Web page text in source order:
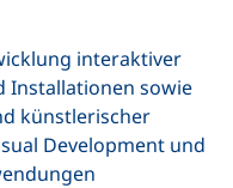
interaktiver
Installationen sowie
künstlerischer
Development und